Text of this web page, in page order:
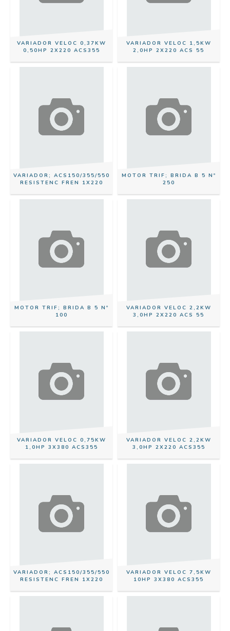
VARIADOR VELOC 0,37KW
0,50HP 2X220 ACS355
VARIADOR VELOC 1,5KW
2,0HP 2X220 ACS 55
VARIADOR; ACS150/355/550
RESISTENC FREN 1X220
MOTOR TRIF; BRIDA B 5 Nº
250
MOTOR TRIF; BRIDA B 5 Nº
100
VARIADOR VELOC 2,2KW
3,0HP 2X220 ACS 55
VARIADOR VELOC 0,75KW
1,0HP 3X380 ACS355
VARIADOR VELOC 2,2KW
3,0HP 2X220 ACS355
VARIADOR; ACS150/355/550
RESISTENC FREN 1X220
VARIADOR VELOC 7,5KW
10HP 3X380 ACS355